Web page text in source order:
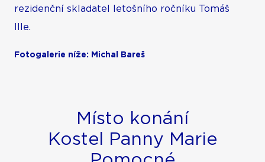
rezidenční skladatel letošního ročníku Tomáš
Ille.
Fotogalerie níže: Michal Bareš
Místo konání
Kostel Panny Marie